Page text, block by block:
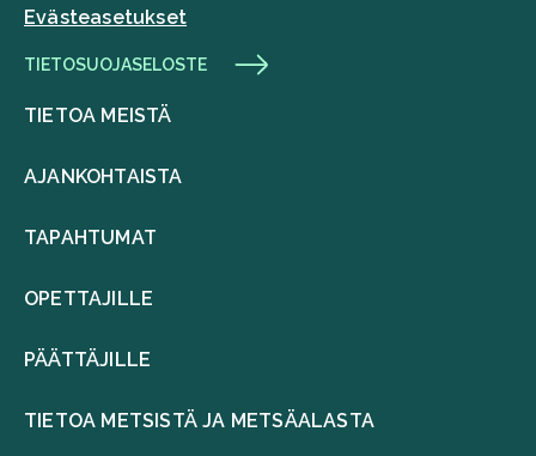
Evästeasetukset
TIETOSUOJASELOSTE
TIETOA MEISTÄ
AJANKOHTAISTA
TAPAHTUMAT
OPETTAJILLE
PÄÄTTÄJILLE
TIETOA METSISTÄ JA METSÄALASTA